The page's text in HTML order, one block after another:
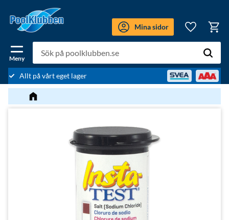
Meny
Mina sidor
Favoriter
Allt på vårt eget lager